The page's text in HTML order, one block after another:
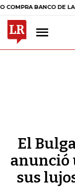
BANCO DE LA
El
anunció
sus